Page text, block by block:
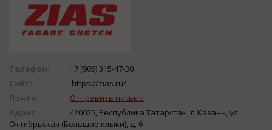
Телефон:
+7 (905) 315-47-30
Сайт:
https://zias.ru/
Почта:
Отправить письмо
Адрес:
420025, Республика Татарстан, г. Казань, ул.
Октябрьская (Большие клыки), д. 6